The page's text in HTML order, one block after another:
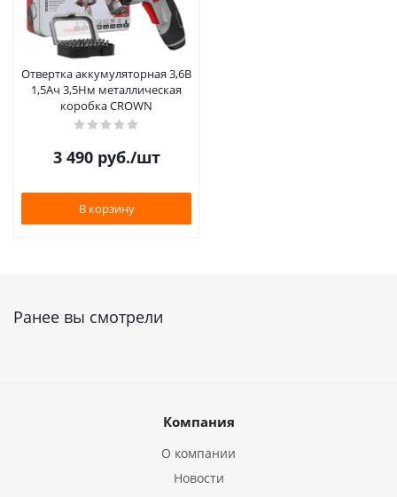
Отвертка аккумуляторная 3,6В
1,5Ач 3,5Нм металлическая
коробка CROWN
3 490руб./шт
В корзину
Ранее вы смотрели
Компания
О компании
Новости